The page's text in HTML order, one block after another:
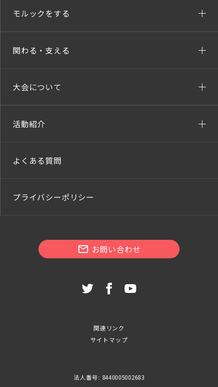
モルックをする
関わる・支える
大会について
活動紹介
よくある質問
プライバシーポリシー
お問い合わせ
関連リンク
サイトマップ
法人番号: 8440005002683